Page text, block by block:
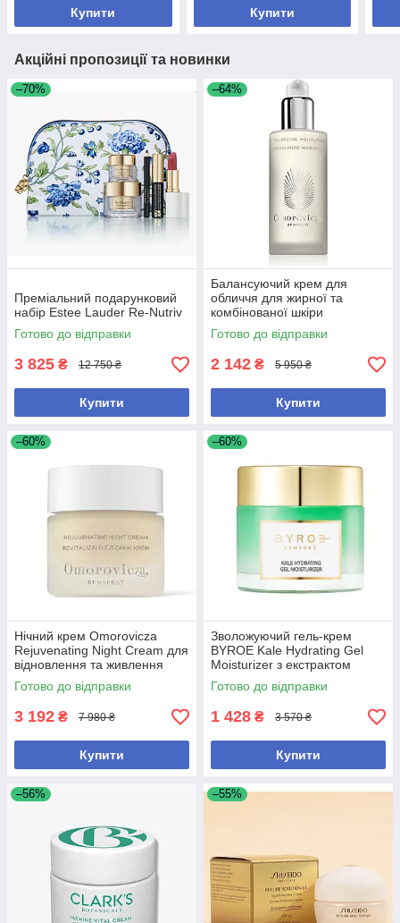
Купити Купити
Акційні пропозиції та новинки
–70%
Преміальний подарунковий
набір Estee Lauder Re-Nutriv
Готово до відправки
3 825 ₴ 12 750 ₴
Купити
–64%
Балансуючий крем для
обличчя для жирної та
комбінованої шкіри
Omorovicza Balancing
Moisturiser 50 мл
Готово до відправки
2 142 ₴ 5 950 ₴
Купити
–60%
Нічний крем Omorovicza
Rejuvenating Night Cream для
відновлення та живлення
шкіри 50 мл
Готово до відправки
3 192 ₴ 7 980 ₴
Купити
–60%
Зволожуючий гель-крем
BYROE Kale Hydrating Gel
Moisturizer з екстрактом
кейлу для інтенсивного
зволоження шкіри, 50 мл
Готово до відправки
1 428 ₴ 3 570 ₴
Купити
–56% –55%